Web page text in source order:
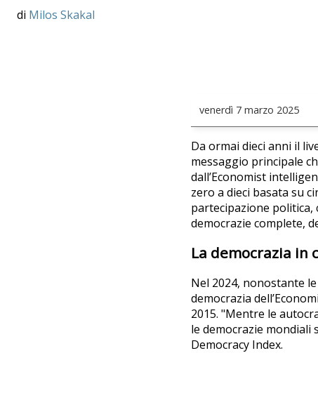
Milos Skakal
venerdì 7 marzo 2025
Da ormai dieci anni il
messaggio principale
dall’Economist
zero a dieci basata su
partecipazione
democrazie complete,
La democrazia in
Nel 2024, nonostante
democrazia
2015. "Mentre le
le democrazie
Democracy Index.